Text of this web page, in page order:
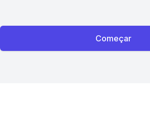
Começar